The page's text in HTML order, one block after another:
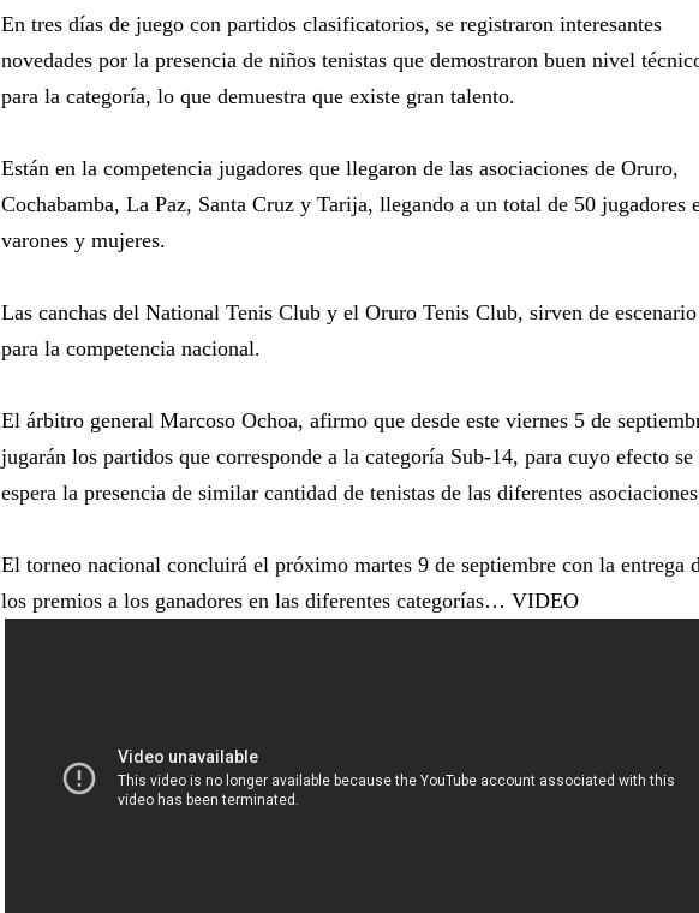
En tres días de juego con partidos clasificatorios, se registraron interesantes
novedades por la presencia de niños tenistas que demostraron buen nivel
para la categoría, lo que demuestra que existe gran talento.
Están en la competencia jugadores que llegaron de las asociaciones de Oruro,
Cochabamba, La Paz, Santa Cruz y Tarija, llegando a un total de 50 jugadores
varones y mujeres.
Las canchas del National Tenis Club y el Oruro Tenis Club, sirven de escenario
para la competencia nacional.
El árbitro general Marcoso Ochoa, afirmo que desde este viernes 5 de
jugarán los partidos que corresponde a la categoría Sub-14, para cuyo efecto se
espera la presencia de similar cantidad de tenistas de las diferentes
El torneo nacional concluirá el próximo martes 9 de septiembre con la entrega
los premios a los ganadores en las diferentes categorías… VIDEO